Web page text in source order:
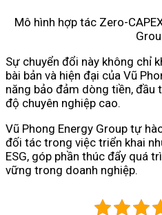
Mô hình hợp tác Zero-
Sự chuyển đổi này không chỉ
bài bản và hiện đại của Vũ
năng bảo đảm dòng tiền,
độ chuyên nghiệp cao.
Vũ Phong Energy Group tự
đối tác trong việc triển khai
ESG, góp phần thúc đẩy quá
vững trong doanh nghiệp.